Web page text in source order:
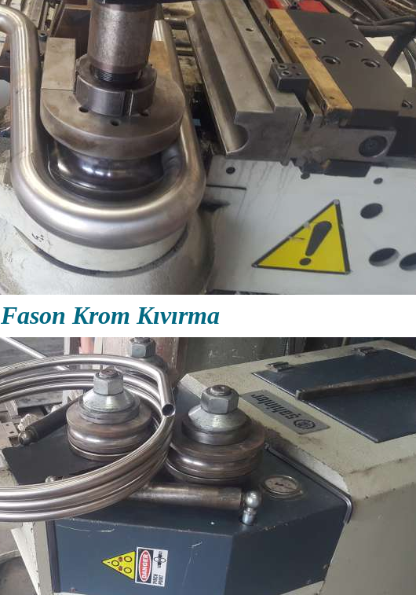
Fason Krom Kıvırma